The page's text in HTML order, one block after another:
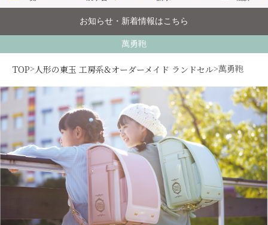
お知らせ・新着情報はこちら
萬勇鞄
TOP> 人形の東玉 工房系&オーダーメイド ランドセル>萬勇鞄